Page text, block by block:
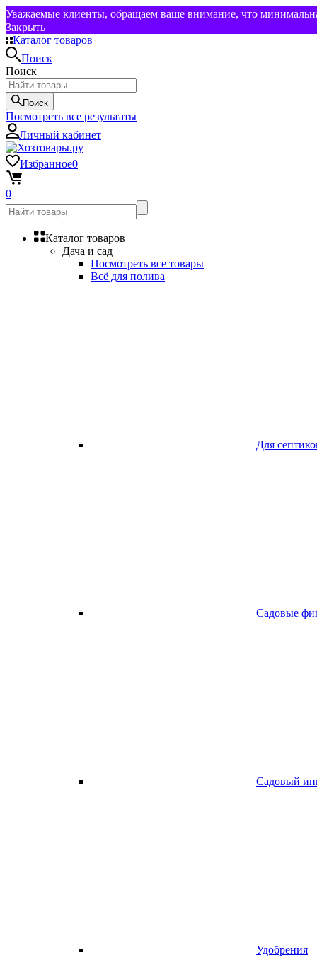
Уважаемые клиенты, обращаем ваше внимание, что
Закрыть
Каталог товаров
Поиск
Поиск
Поиск
Посмотреть все результаты
Личный кабинет
Избранное0
0
Каталог товаров
Дача и сад
Посмотреть все товары
Всё для полива
Для
Садовые
Садовый
Удобрения